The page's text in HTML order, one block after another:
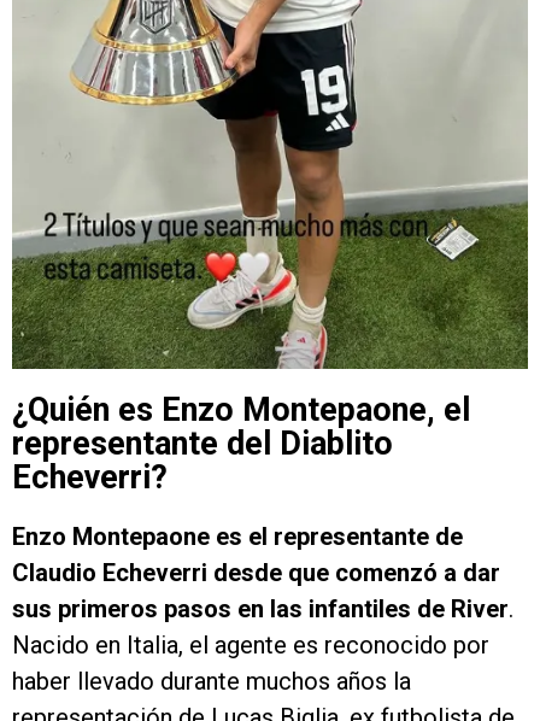
¿Quién es Enzo Montepaone, el
representante del Diablito
Echeverri?
Enzo Montepaone es el representante de
Claudio Echeverri desde que comenzó a dar
sus primeros pasos en las infantiles de River.
Nacido en Italia, el agente es reconocido por
haber llevado durante muchos años la